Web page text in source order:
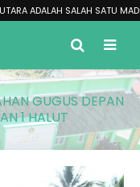
ADALAH SALAH SATU
GUGUS DEPAN
1 HALUT